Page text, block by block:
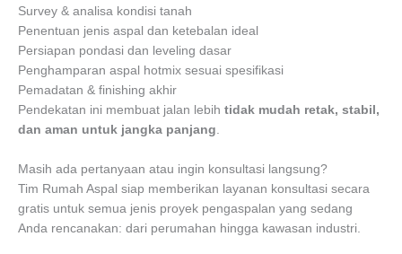
Survey & analisa kondisi tanah
Penentuan jenis aspal dan ketebalan ideal
Persiapan pondasi dan leveling dasar
Penghamparan aspal hotmix sesuai spesifikasi
Pemadatan & finishing akhir
Pendekatan ini membuat jalan lebih tidak mudah retak, stabil,
dan aman untuk jangka panjang.
Masih ada pertanyaan atau ingin konsultasi langsung?
Tim Rumah Aspal siap memberikan layanan konsultasi secara
gratis untuk semua jenis proyek pengaspalan yang sedang
Anda rencanakan: dari perumahan hingga kawasan industri.